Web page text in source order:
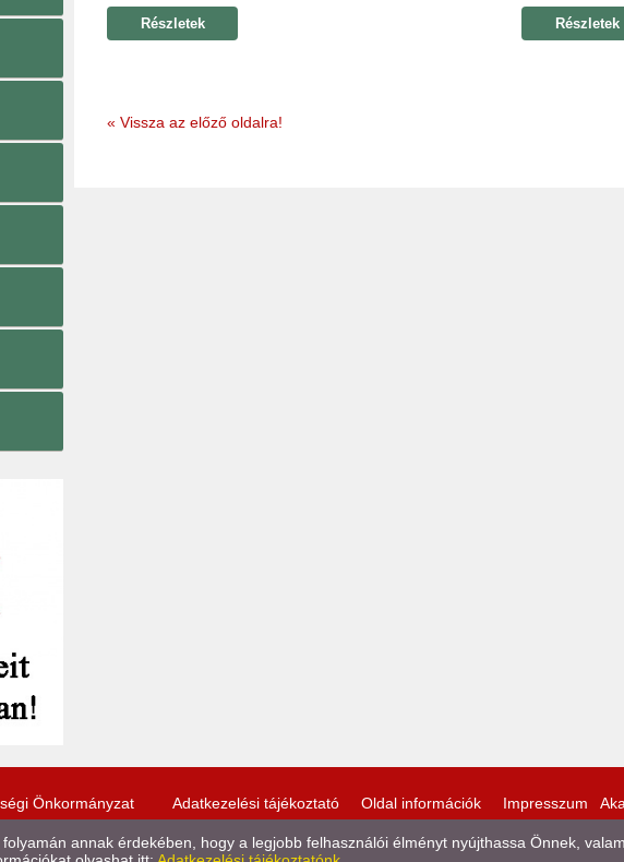
Részletek Részletek
« Vissza az előző oldalra!
Önkormányzat Adatkezelési tájékoztató Oldal információk Impresszum
annak érdekében, hogy a legjobb felhasználói élményt nyújthassa Önnek,